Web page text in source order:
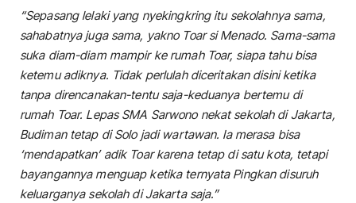
“Sepasang lelaki yang nyekingkring itu sekolahnya sama,
sahabatnya juga sama, yakno Toar si Menado. Sama-sama
suka diam-diam mampir ke rumah Toar, siapa tahu bisa
ketemu adiknya. Tidak perlulah diceritakan disini ketika
tanpa direncanakan-tentu saja-keduanya bertemu di
rumah Toar. Lepas SMA Sarwono nekat sekolah di Jakarta,
Budiman tetap di Solo jadi wartawan. Ia merasa bisa
‘mendapatkan’ adik Toar karena tetap di satu kota, tetapi
bayangannya menguap ketika ternyata Pingkan disuruh
keluarganya sekolah di Jakarta saja.”